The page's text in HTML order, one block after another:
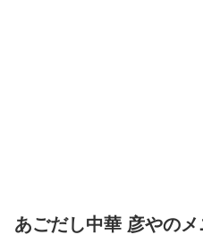
あごだし中華 彦やの